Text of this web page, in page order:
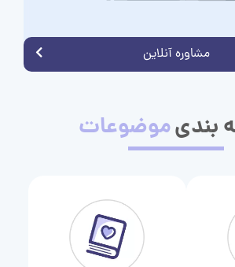
مشاوره آنلاین
بندیموضوعات